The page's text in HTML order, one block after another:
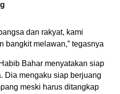
dan rakyat, kami
bangkit melawan,” tegasnya
Bahar menyatakan siap
Dia mengaku siap berjuang
meski harus ditangkap